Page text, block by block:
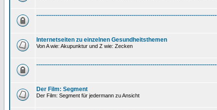
Internetseiten zu einzelnen Gesundheitsthemen
Von A wie: Akupunktur und Z wie: Zecken
Der Film: Segment
Der Film: Segment für jedermann zu Ansicht